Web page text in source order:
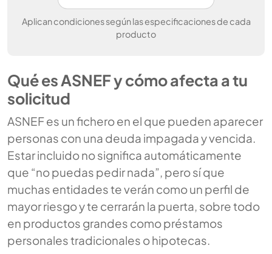
Aplican condiciones según las especificaciones de cada
producto
Qué es ASNEF y cómo afecta a tu
solicitud
ASNEF es un fichero en el que pueden aparecer
personas con una deuda impagada y vencida.
Estar incluido no significa automáticamente
que “no puedas pedir nada”, pero sí que
muchas entidades te verán como un perfil de
mayor riesgo y te cerrarán la puerta, sobre todo
en productos grandes como préstamos
personales tradicionales o hipotecas.